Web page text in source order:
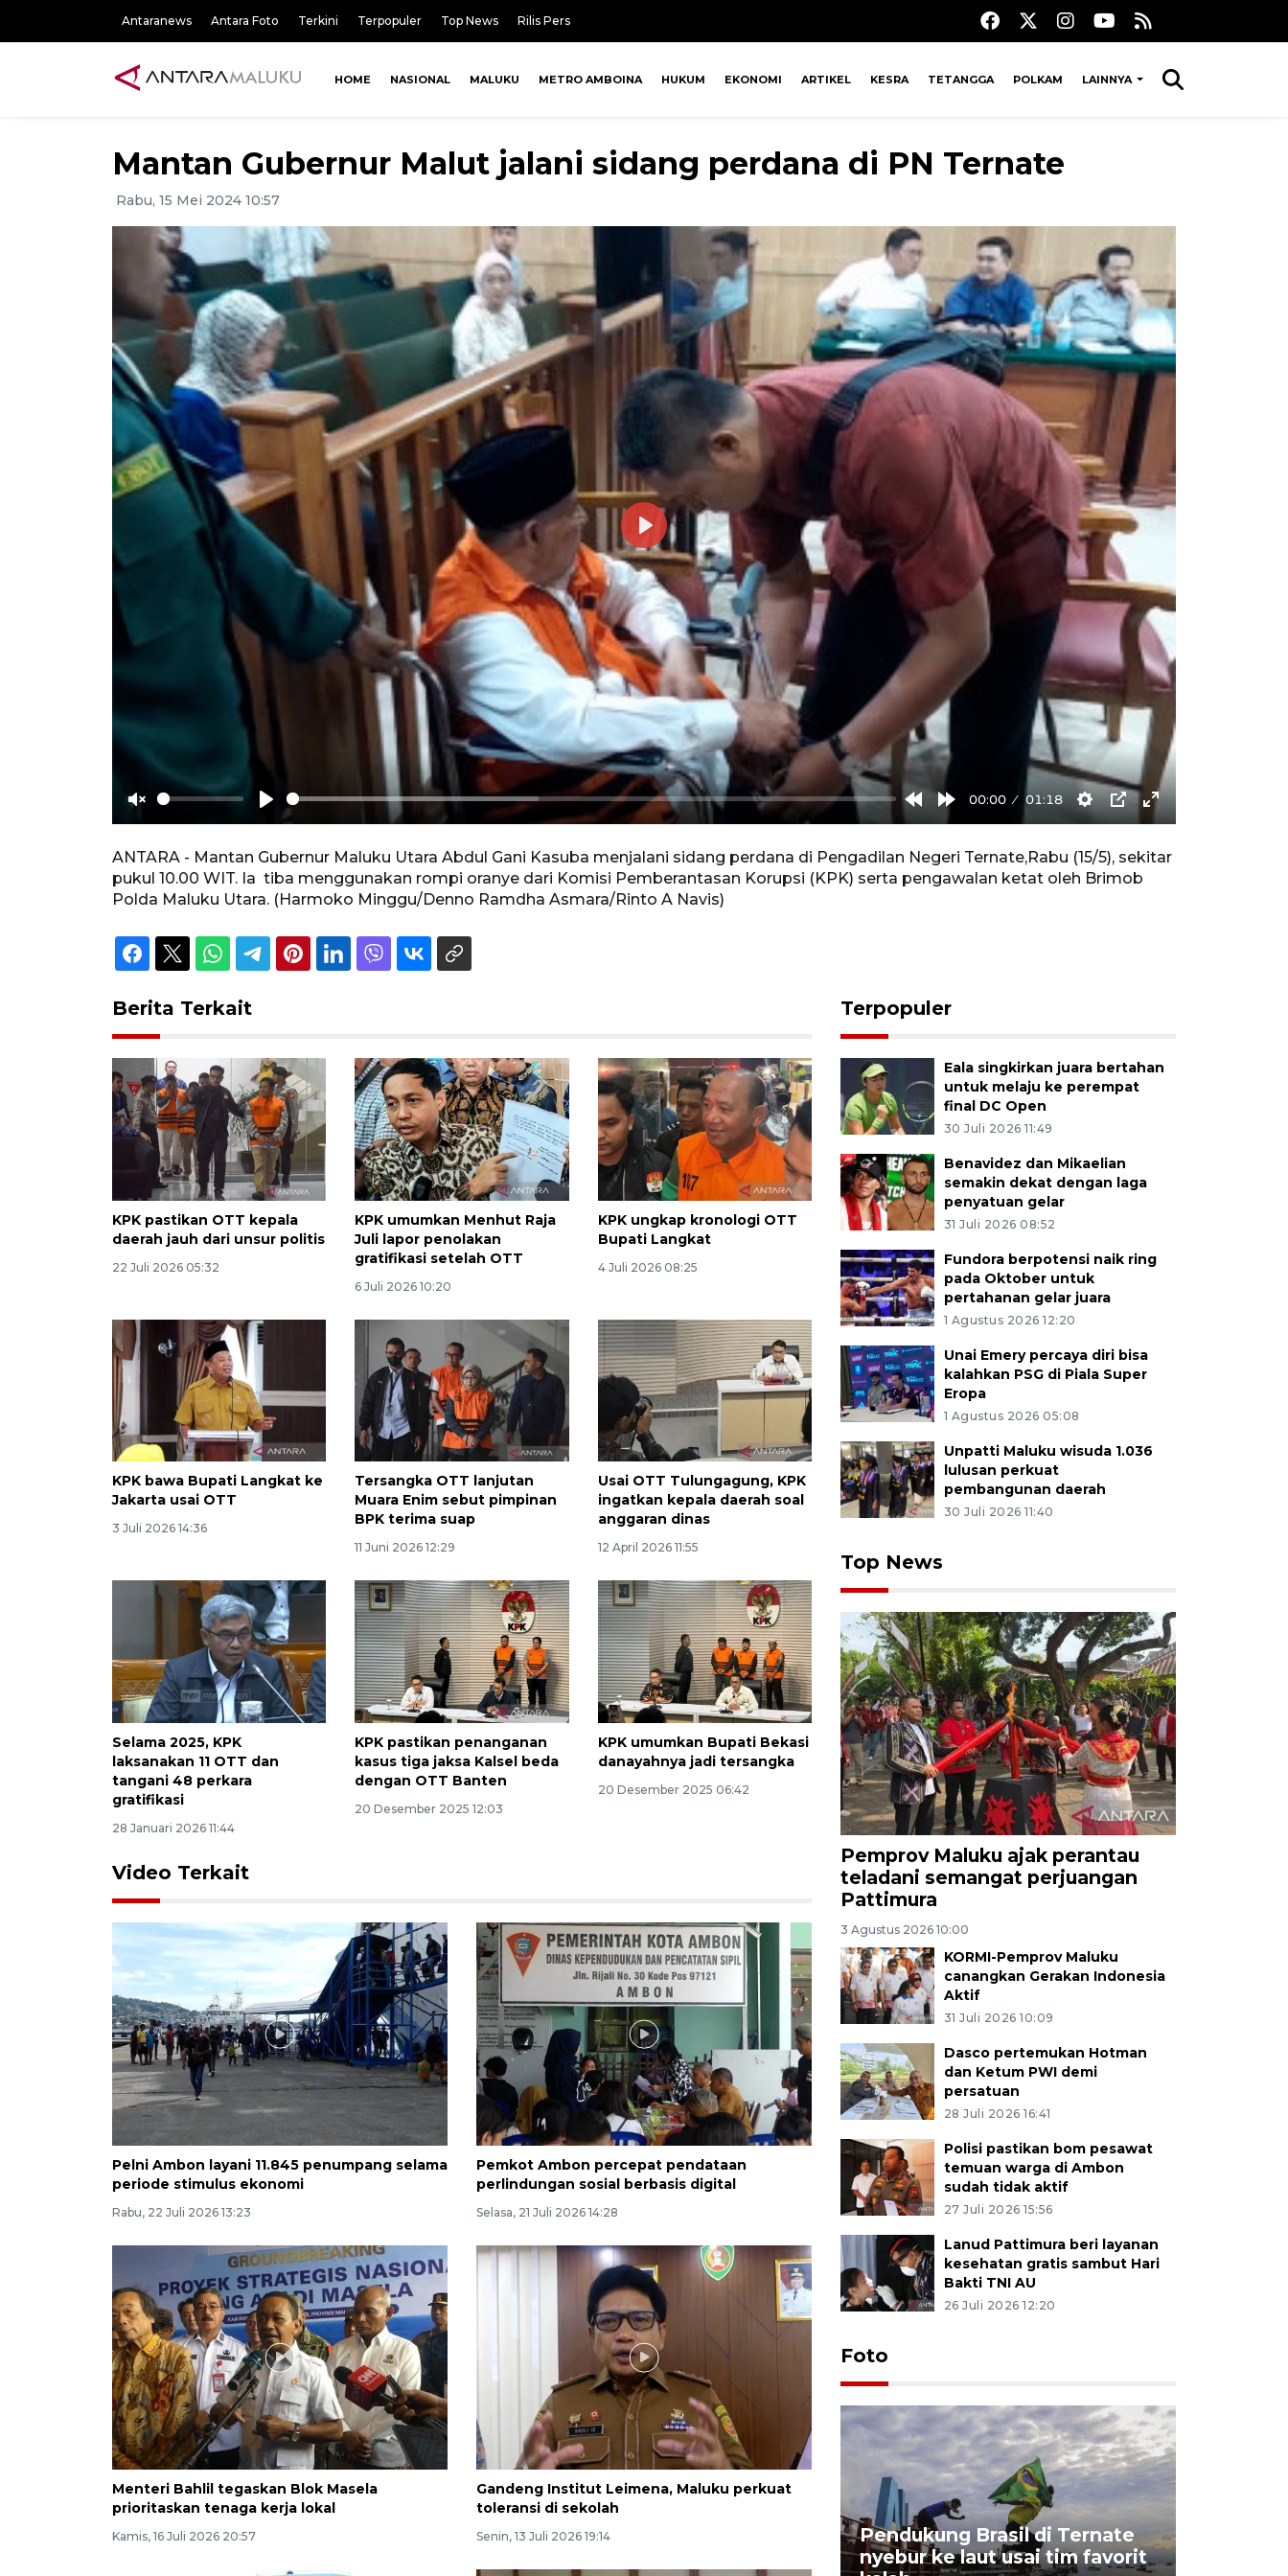
Antaranews Antara Foto Terkini Terpopuler Top News Rilis Pers
HOME NASIONAL MALUKU METRO AMBOINA HUKUM EKONOMI ARTIKEL KESRA TETANGGA POLKAM LAINNYA
Mantan Gubernur Malut jalani sidang perdana di PN Ternate
Rabu, 15 Mei 2024 10:57
Unmute Play
Rewind
10s
Forward
10s
00:00 01:18
Settings
PIP Enter
Play
ANTARA - Mantan Gubernur Maluku Utara Abdul Gani Kasuba menjalani sidang perdana di Pengadilan Negeri Ternate,Rabu (15/5), sekitar
pukul 10.00 WIT. Ia tiba menggunakan rompi oranye dari Komisi Pemberantasan Korupsi (KPK) serta pengawalan ketat oleh Brimob
Polda Maluku Utara. (Harmoko Minggu/Denno Ramdha Asmara/Rinto A Navis)
Berita Terkait
KPK pastikan OTT kepala
daerah jauh dari unsur politis
22 Juli 2026 05:32
KPK umumkan Menhut Raja
Juli lapor penolakan
gratifikasi setelah OTT
6 Juli 2026 10:20
KPK ungkap kronologi OTT
Bupati Langkat
4 Juli 2026 08:25
KPK bawa Bupati Langkat ke
Jakarta usai OTT
3 Juli 2026 14:36
Tersangka OTT lanjutan
Muara Enim sebut pimpinan
BPK terima suap
11 Juni 2026 12:29
Usai OTT Tulungagung, KPK
ingatkan kepala daerah soal
anggaran dinas
12 April 2026 11:55
Selama 2025, KPK
laksanakan 11 OTT dan
tangani 48 perkara
gratifikasi
28 Januari 2026 11:44
KPK pastikan penanganan
kasus tiga jaksa Kalsel beda
dengan OTT Banten
20 Desember 2025 12:03
KPK umumkan Bupati Bekasi
danayahnya jadi tersangka
20 Desember 2025 06:42
Video Terkait
Pelni Ambon layani 11.845 penumpang selama
periode stimulus ekonomi
Rabu, 22 Juli 2026 13:23
Pemkot Ambon percepat pendataan
perlindungan sosial berbasis digital
Selasa, 21 Juli 2026 14:28
Menteri Bahlil tegaskan Blok Masela
prioritaskan tenaga kerja lokal
Kamis, 16 Juli 2026 20:57
Gandeng Institut Leimena, Maluku perkuat
toleransi di sekolah
Senin, 13 Juli 2026 19:14
Terpopuler
Eala singkirkan juara bertahan
untuk melaju ke perempat
final DC Open
30 Juli 2026 11:49
Benavidez dan Mikaelian
semakin dekat dengan laga
penyatuan gelar
31 Juli 2026 08:52
Fundora berpotensi naik ring
pada Oktober untuk
pertahanan gelar juara
1 Agustus 2026 12:20
Unai Emery percaya diri bisa
kalahkan PSG di Piala Super
Eropa
1 Agustus 2026 05:08
Unpatti Maluku wisuda 1.036
lulusan perkuat
pembangunan daerah
30 Juli 2026 11:40
Top News
Pemprov Maluku ajak perantau
teladani semangat perjuangan
Pattimura
3 Agustus 2026 10:00
KORMI-Pemprov Maluku
canangkan Gerakan Indonesia
Aktif
31 Juli 2026 10:09
Dasco pertemukan Hotman
dan Ketum PWI demi
persatuan
28 Juli 2026 16:41
Polisi pastikan bom pesawat
temuan warga di Ambon
sudah tidak aktif
27 Juli 2026 15:56
Lanud Pattimura beri layanan
kesehatan gratis sambut Hari
Bakti TNI AU
26 Juli 2026 12:20
Foto
Pendukung Brasil di Ternate
nyebur ke laut usai tim favorit